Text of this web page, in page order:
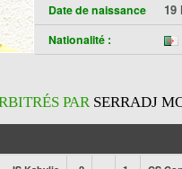
Date de naissance 19
Nationalité :
PAR SERRADJ